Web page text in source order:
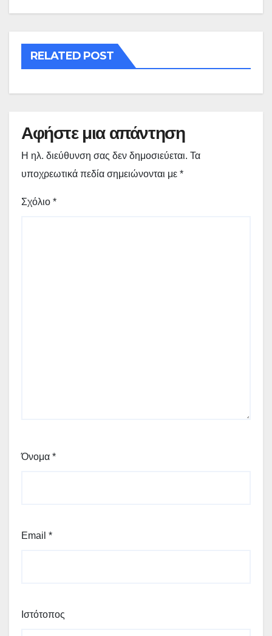
RELATED POST
Αφήστε μια απάντηση
Η ηλ. διεύθυνση σας δεν δημοσιεύεται. Τα
υποχρεωτικά πεδία σημειώνονται με *
Σχόλιο *
Όνομα *
Email *
Ιστότοπος